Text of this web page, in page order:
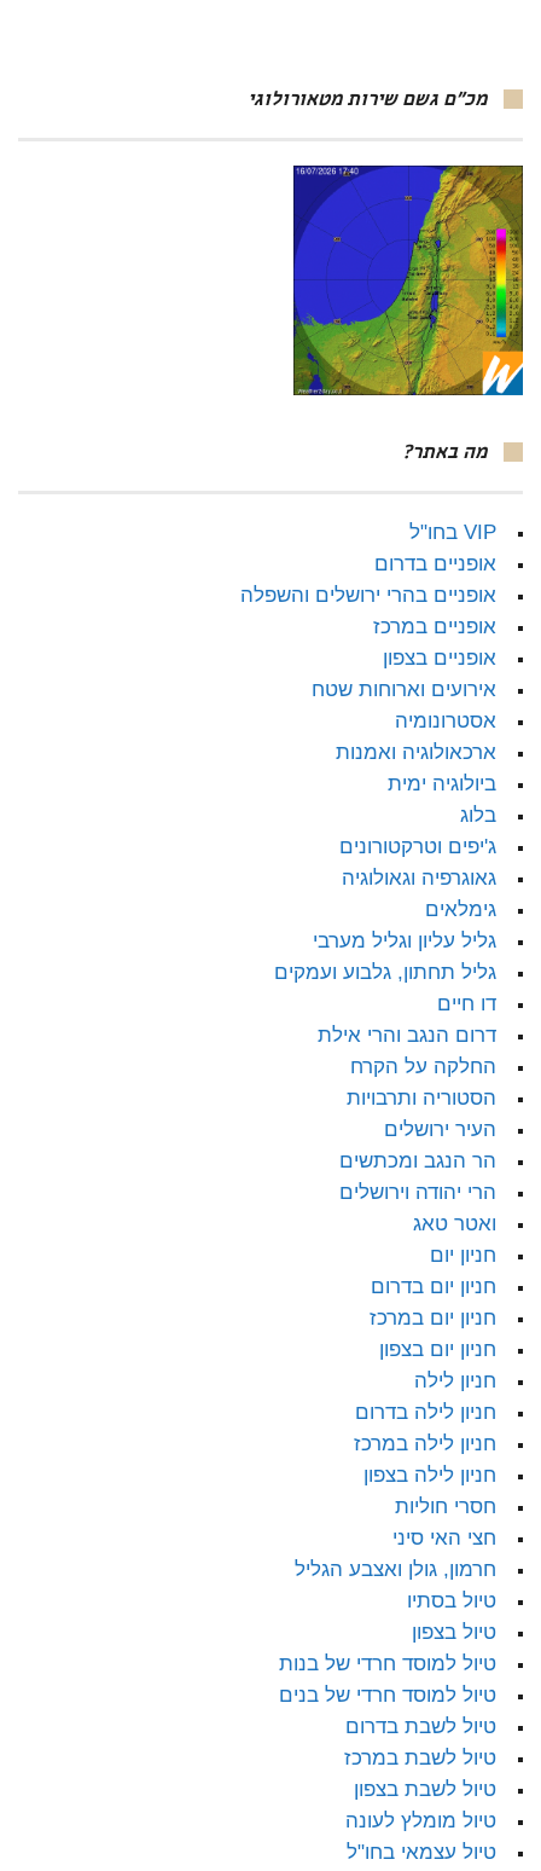
מכ"ם גשם שירות מטאורולוגי
מה באתר?
VIP בחו"ל
אופניים בדרום
אופניים בהרי ירושלים והשפלה
אופניים במרכז
אופניים בצפון
אירועים וארוחות שטח
אסטרונומיה
ארכאולוגיה ואמנות
ביולוגיה ימית
בלוג
ג'יפים וטרקטורונים
גאוגרפיה וגאולוגיה
גימלאים
גליל עליון וגליל מערבי
גליל תחתון, גלבוע ועמקים
דו חיים
דרום הנגב והרי אילת
החלקה על הקרח
הסטוריה ותרבויות
העיר ירושלים
הר הנגב ומכתשים
הרי יהודה וירושלים
ואטר טאג
חניון יום
חניון יום בדרום
חניון יום במרכז
חניון יום בצפון
חניון לילה
חניון לילה בדרום
חניון לילה במרכז
חניון לילה בצפון
חסרי חוליות
חצי האי סיני
חרמון, גולן ואצבע הגליל
טיול בסתיו
טיול בצפון
טיול למוסד חרדי של בנות
טיול למוסד חרדי של בנים
טיול לשבת בדרום
טיול לשבת במרכז
טיול לשבת בצפון
טיול מומלץ לעונה
טיול עצמאי בחו"ל